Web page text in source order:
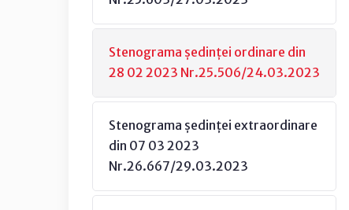
Stenograma ședinței ordinare din
28 02 2023 Nr.25.506/24.03.2023
Stenograma ședinței extraordinare
din 07 03 2023
Nr.26.667/29.03.2023